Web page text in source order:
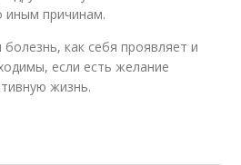
иным причинам.
как себя проявляет и
если есть желание
жизнь.